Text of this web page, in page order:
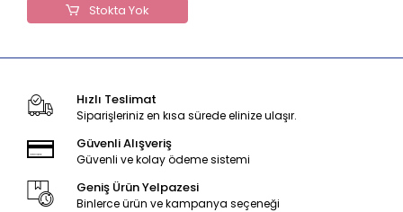
Stokta Yok
Hızlı Teslimat
Siparişleriniz en kısa sürede elinize ulaşır.
Güvenli Alışveriş
Güvenli ve kolay ödeme sistemi
Geniş Ürün Yelpazesi
Binlerce ürün ve kampanya seçeneği